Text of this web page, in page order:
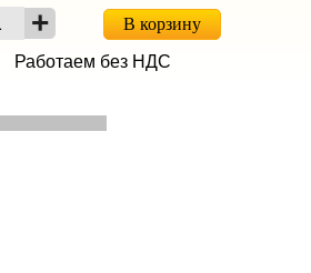
В корзину
Работаем без НДС